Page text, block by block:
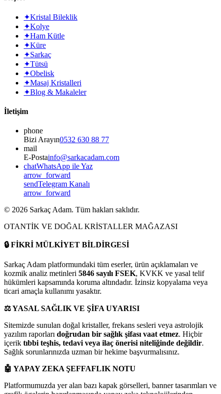
✦Kristal Bileklik
✦Kolye
✦Ham Kütle
✦Küre
✦Sarkaç
✦Tütsü
✦Obelisk
✦Masaj Kristalleri
✦Blog & Makaleler
İletişim
phone
Bizi Arayın0532 630 88 77
mail
E-Postainfo@sarkacadam.com
chatWhatsApp ile Yaz
arrow_forward
sendTelegram Kanalı
arrow_forward
© 2026 Sarkaç Adam. Tüm hakları saklıdır.
OTANTİK VE DOĞAL KRİSTALLER MAĞAZASI
🔒FİKRİ MÜLKİYET BİLDİRGESİ
Sarkaç Adam platformundaki tüm eserler, ürün açıklamaları ve
kozmik analiz metinleri 5846 sayılı FSEK, KVKK ve yasal telif
hükümleri kapsamında koruma altındadır. İzinsiz kopyalama veya
ticari amaçla kullanımı yasaktır.
⚖️YASAL SAĞLIK VE ŞİFA UYARISI
Sitemizde sunulan doğal kristaller, frekans sesleri veya astrolojik
yazılım raporları doğrudan bir sağlık şifası vaat etmez. Hiçbir
içerik tıbbi teşhis, tedavi veya ilaç önerisi niteliğinde değildir.
Sağlık sorunlarınızda uzman bir hekime başvurmalısınız.
🤖 YAPAY ZEKA ŞEFFAFLIK NOTU
Platformumuzda yer alan bazı kapak görselleri, banner tasarımları ve